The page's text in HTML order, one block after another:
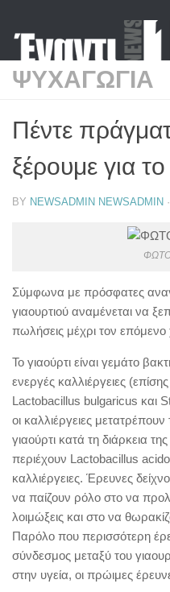
ΨΥΧΑΓΩΓΙΑ
Πέντε
ξέρουμε για το
BY NEWSADMIN NEWSADMIN ·
Σύμφωνα με πρόσφατες
γιαουρτιού αναμένεται να
πωλήσεις μέχρι τον επόμενο
Το γιαούρτι είναι γεμάτο
ενεργές καλλιέργειες
Lactobacillus bulgaricus και
οι καλλιέργειες
γιαούρτι κατά τη διάρκεια
περιέχουν Lactobacillus
καλλιέργειες. Έρευνες
να παίζουν ρόλο στο να
λοιμώξεις και στο να
Παρόλο που περισσότερη
σύνδεσμος μεταξύ του
στην υγεία, οι πρώιμες